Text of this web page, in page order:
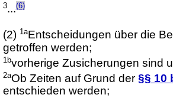
3...(6)
(2) 1aEntscheidungen über die
getroffen werden;
1bvorherige Zusicherungen sind
2aOb Zeiten auf Grund der §§ 10
entschieden werden;